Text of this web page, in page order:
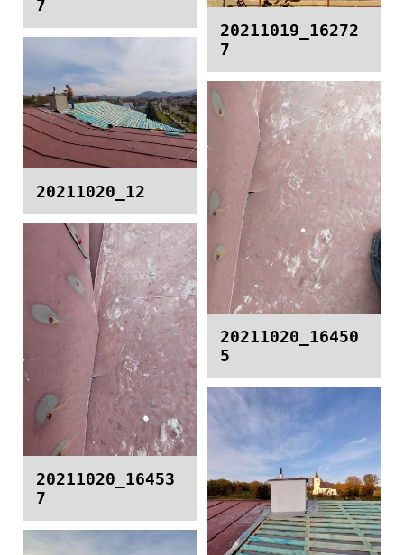
7
20211020_12
20211020_16453
7
20211019_16272
7
20211020_16450
5